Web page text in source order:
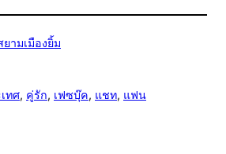
ยามเมืองยิ้ม
ทศ, คู่รัก, เฟซบุ๊ค, แชท, แฟน